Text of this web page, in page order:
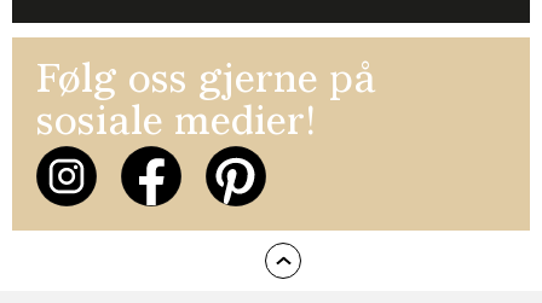
Følg oss gjerne på
sosiale medier!